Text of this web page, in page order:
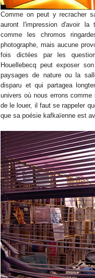
Comme on peut y recracher
auront l'impression d'avoir la
comme les chromos
photographe, mais aucune
fois dictées par les
Houellebecq peut exposer
paysages de nature ou la
disparu et qui partagea
univers où nous errons
de le louer, il faut se rappeler
que sa poésie kafkaïenne est